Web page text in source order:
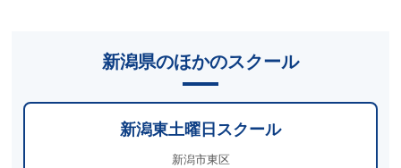
新潟県のほかのスクール
新潟東土曜日スクール
新潟市東区